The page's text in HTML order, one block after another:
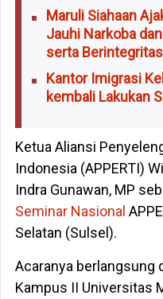
Maruli Siahaan
Jauhi Narkoba
serta Berintegritas
Kantor Imigrasi
kembali Lakukan
Ketua Aliansi
Indonesia (APPERTI)
Indra Gunawan, MP
Seminar Nasional
Selatan (Sulsel).
Acaranya berlangsung
Kampus II Universitas